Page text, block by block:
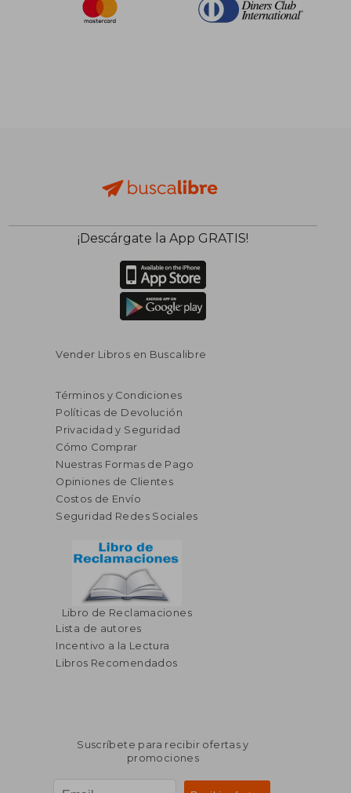
¡Descárgate la App GRATIS!
Vender Libros en Buscalibre
Términos y Condiciones
Políticas de Devolución
Privacidad y Seguridad
Cómo Comprar
Nuestras Formas de Pago
Opiniones de Clientes
Costos de Envío
Seguridad Redes Sociales
Libro de Reclamaciones
Lista de autores
Incentivo a la Lectura
Libros Recomendados
Suscríbete para recibir ofertas y
promociones